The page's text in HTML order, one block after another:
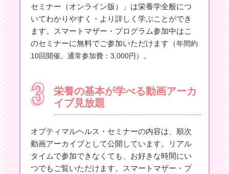
セミナー（オンライン版）」は栄養学全般につ
いてわかりやすく・より詳しく学ぶことができ
ます。スマートマザー・プログラム参加中はこ
のセミナーに無料でご参加いただけます（年間約
10回開催。通常参加費：3,000円）
。
栄養の基本が学べる動画アーカ
イブ見放題
オプティマルヘルス・セミナーの内容は、順次
動画アーカイブとして公開しています。リアル
タイムで参加できなくても、お好きな時間にい
つでもご覧いただけます。スマートマザー・プ